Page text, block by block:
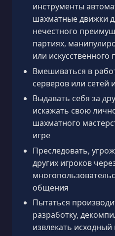
инструменты
шахматные движки
нечестного
партиях,
или
Вмешиваться в
серверов или сетей
Выдавать себя за
искажать свою
шахматного
игре
Преследовать,
других игроков
общения
Пытаться
разработку,
извлекать исходный